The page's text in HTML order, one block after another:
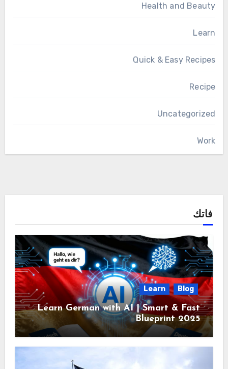
Health and Beauty
Learn
Quick & Easy Recipes
Recipe
Uncategorized
Work
فاتك
Blog
Learn
Learn German with AI | Smart & Fast
Blueprint 2025